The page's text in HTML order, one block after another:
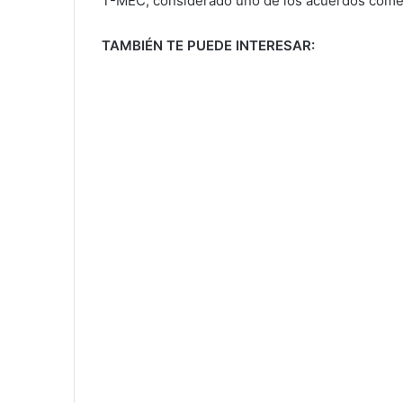
TAMBIÉN TE PUEDE INTERESAR: